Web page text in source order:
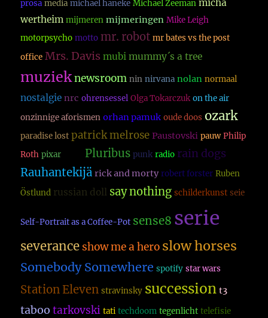
prosa media michael haneke Michael Zeeman micha
wertheim mijmeren mijmeringen Mike Leigh
motorpsycho motto mr. robot mr bates vs the post
office Mrs. Davis mubi mummy´s a tree
muzieknewsroom nin nirvana nolan normaal
nostalgie nrc ohrensessel Olga Tokarczuk on the air
onzinnige aforismen orhan pamuk oude doos ozark
paradise lost patrick melrose Paustovski pauw Philip
Roth pixar Pluribus punk radio rain dogs
Rauhantekijä rick and morty robert forster Ruben
Östlund russian doll say nothing schilderkunst seie
Self-Portrait as a Coffee-Pot sense8 serie
severance show me a hero slow horses
Somebody Somewhere spotify star wars
Station Eleven stravinsky succession t3
taboo tarkovski tati techdoom tegenlicht telefisie